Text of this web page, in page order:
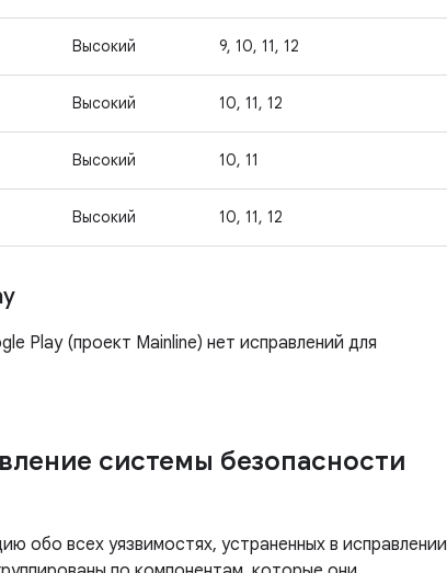
Высокий 9, 10, 11, 12
Высокий 10, 11, 12
Высокий 10, 11
Высокий 10, 11, 12
Play (проект Mainline) нет исправлений для
системы безопасности
обо всех уязвимостях, устраненных в исправлении